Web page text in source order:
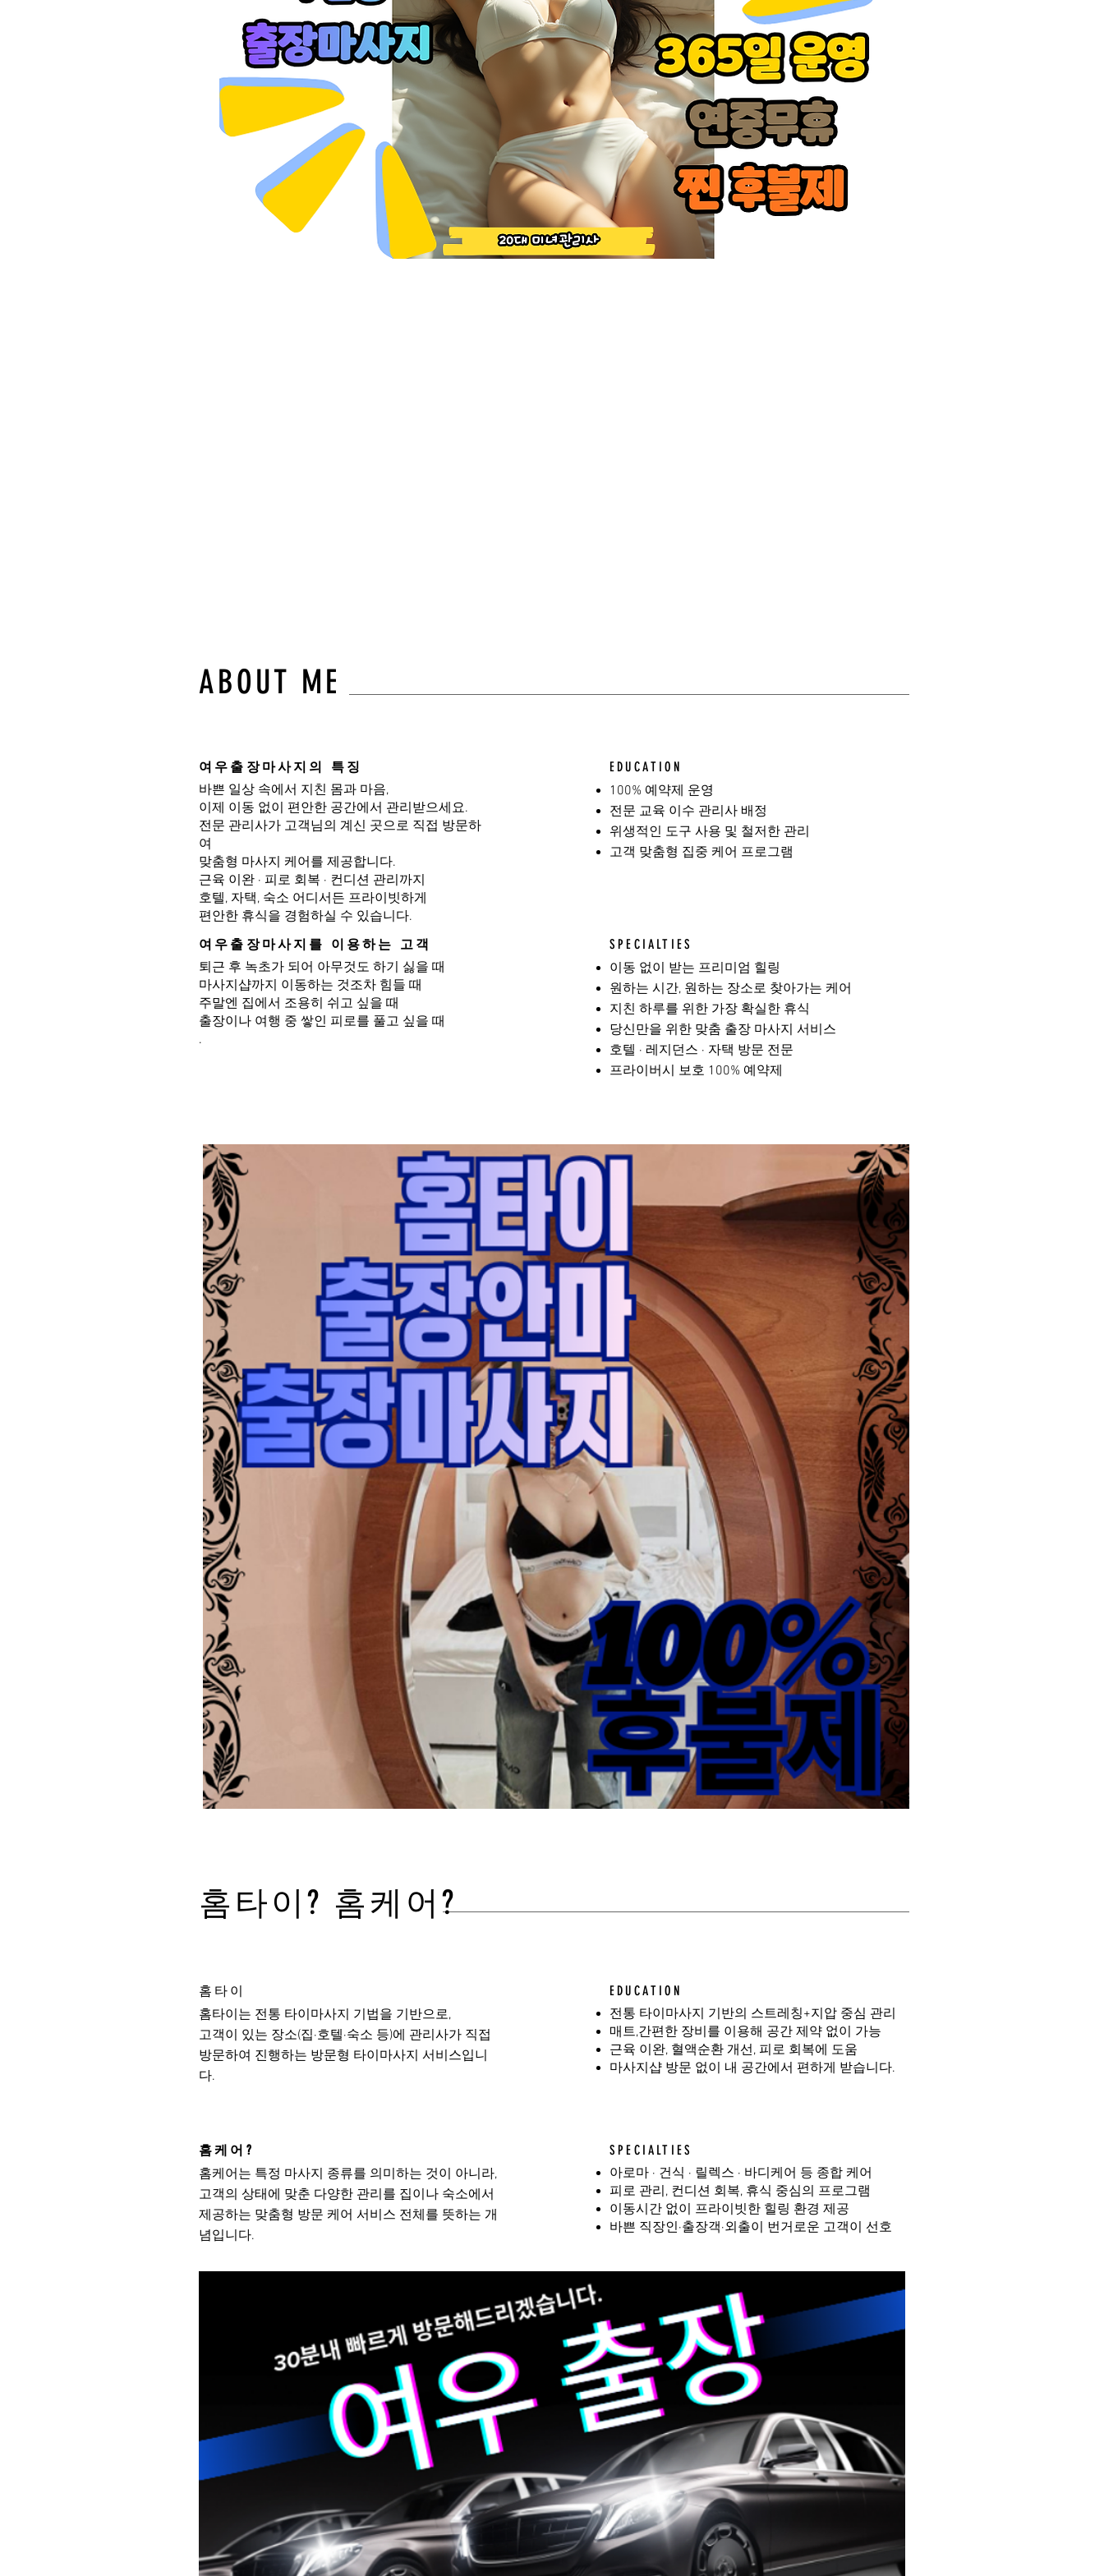
ABOUT ME
여우출장마사지의 특징
바쁜 일상 속에서 지친 몸과 마음,
이제 이동 없이 편안한 공간에서 관리받으세요.
전문 관리사가 고객님의 계신 곳으로 직접 방문하
여
맞춤형 마사지 케어를 제공합니다.
근육 이완 · 피로 회복 · 컨디션 관리까지
호텔, 자택, 숙소 어디서든 프라이빗하게
편안한 휴식을 경험하실 수 있습니다.
여우출장마사지를 이용하는 고객
퇴근 후 녹초가 되어 아무것도 하기 싫을 때
마사지샵까지 이동하는 것조차 힘들 때
주말엔 집에서 조용히 쉬고 싶을 때
출장이나 여행 중 쌓인 피로를 풀고 싶을 때
.
EDUCATION
100% 예약제 운영
전문 교육 이수 관리사 배정
위생적인 도구 사용 및 철저한 관리
고객 맞춤형 집중 케어 프로그램
SPECIALTIES
이동 없이 받는 프리미엄 힐링
원하는 시간, 원하는 장소로 찾아가는 케어
지친 하루를 위한 가장 확실한 휴식
당신만을 위한 맞춤 출장 마사지 서비스
호텔 · 레지던스 · 자택 방문 전문
프라이버시 보호 100% 예약제
홈타이? 홈케어?
홈타이
홈타이는 전통 타이마사지 기법을 기반으로,
고객이 있는 장소(집·호텔·숙소 등)에 관리사가 직접
방문하여 진행하는 방문형 타이마사지 서비스입니
다.
홈케어?
홈케어는 특정 마사지 종류를 의미하는 것이 아니라,
고객의 상태에 맞춘 다양한 관리를 집이나 숙소에서
제공하는 맞춤형 방문 케어 서비스 전체를 뜻하는 개
념입니다.
EDUCATION
전통 타이마사지 기반의 스트레칭+지압 중심 관리
매트,간편한 장비를 이용해 공간 제약 없이 가능
근육 이완, 혈액순환 개선, 피로 회복에 도움
마사지샵 방문 없이 내 공간에서 편하게 받습니다.
SPECIALTIES
아로마 · 건식 · 릴렉스 · 바디케어 등 종합 케어
피로 관리, 컨디션 회복, 휴식 중심의 프로그램
이동시간 없이 프라이빗한 힐링 환경 제공
바쁜 직장인·출장객·외출이 번거로운 고객이 선호